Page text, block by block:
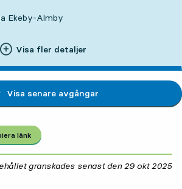
Ekeby-Almby
Visa fler detaljer
Visa senare avgångar
länk
granskades senast den 29 okt 2025